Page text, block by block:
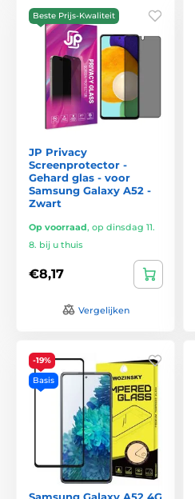
Beste Prijs-Kwaliteit
JP Privacy
Screenprotector -
Gehard glas - voor
Samsung Galaxy A52 -
Zwart
Op voorraad, op dinsdag 11.
8. bij u thuis
€8,17
Vergelijken
-19%
Basis
Samsung Galaxy A52 4G